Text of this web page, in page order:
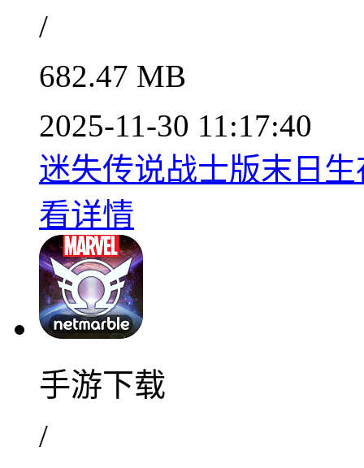
/
682.47 MB
2025-11-30 11:17:40
迷失传说战士版末日
看详情
手游下载
/